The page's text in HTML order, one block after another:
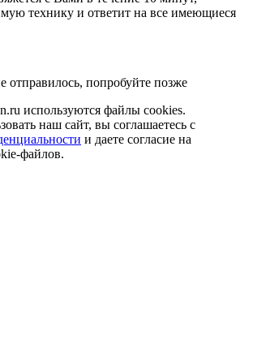
технику и ответит на все имеющиеся
отправилось, попробуйте позже
используются файлы cookies.
наш сайт, вы соглашаетесь с
и даете согласие на
файлов.